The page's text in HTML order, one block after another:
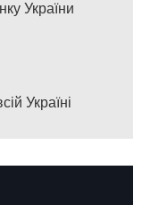
України
Україні